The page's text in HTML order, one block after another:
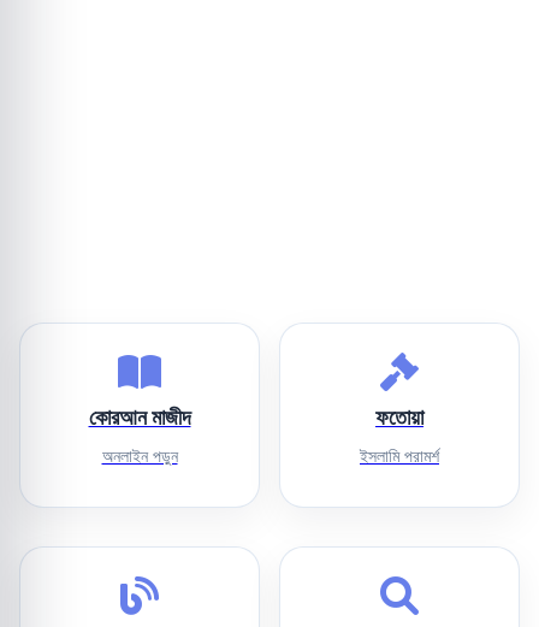
কোরআন মাজীদ
অনলাইন পড়ুন
ফতোয়া
ইসলামি পরামর্শ